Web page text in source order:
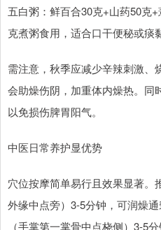
五白粥：鲜百合30克+山药50克
克煮粥食用，适合口干便秘或痰
需注意，秋季应减少辛辣刺激、
会助燥伤阴，加重体内燥热。同
以免损伤脾胃阳气。
中医日常养护显优势
穴位按摩简单易行且效果显著。
外缘中点旁）3-5分钟，可润燥
（手掌第一掌骨中点桡侧）3-5